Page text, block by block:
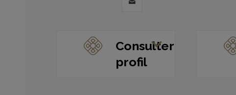
Consulter
profil